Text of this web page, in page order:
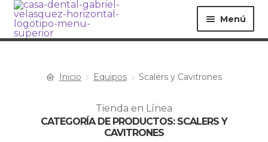
Menú
Equipos ▸ Materiales ▸
Especialidades ▸ Instrumentos ▸
Inicio Equipos Scalers y Cavitrones
Tienda en Línea
CATEGORÍA DE PRODUCTOS: SCALERS Y
CAVITRONES